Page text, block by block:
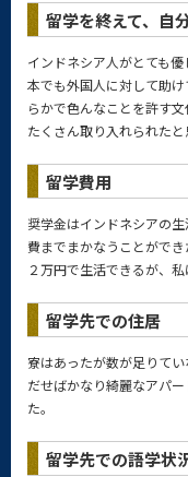
留学を終えて、自
インドネシア人がとても
本でも外国人に対して助
らかで色んなことを許す
たくさん取り入れられたと
留学費用
奨学金はインドネシアの
費までまかなうことがで
２万円で生活できるが、
留学先での住居
寮はあったが数が足りて
だせばかなり綺麗なアパ
た。
留学先での語学状